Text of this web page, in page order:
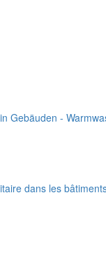
Gebäuden -
dans les